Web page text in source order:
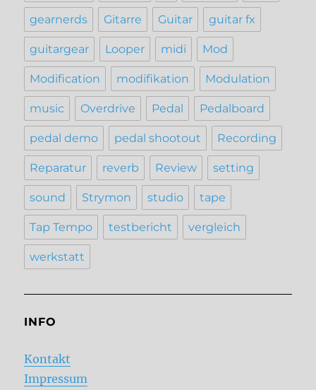
gearnerds Gitarre Guitar guitar fx
guitargear Looper midi Mod
Modification modifikation Modulation
music Overdrive Pedal Pedalboard
pedal demo pedal shootout Recording
Reparatur reverb Review setting
sound Strymon studio tape
Tap Tempo testbericht vergleich
werkstatt
INFO
Kontakt
Impressum